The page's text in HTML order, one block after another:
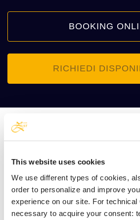
This website uses cookies
We use different types of cookies,
order to personalize and improve
experience on our site. For
necessary to acquire your consent:
BOOKING
RICHIEDI
OCCUPAZIONE
PERSONE
MIN.
€ 193,00 €